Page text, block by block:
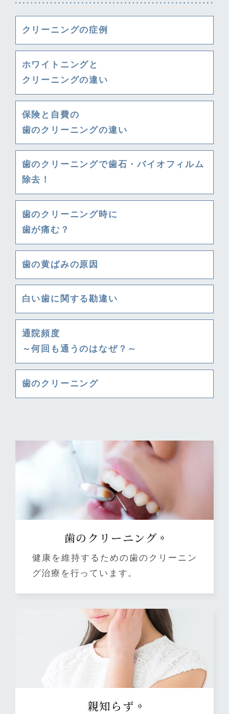
クリーニングの症例
ホワイトニングと
クリーニングの違い
保険と自費の
歯のクリーニングの違い
歯のクリーニングで歯石・バイオフィルム
除去！
歯のクリーニング時に
歯が痛む？
歯の黄ばみの原因
白い歯に関する勘違い
通院頻度
～何回も通うのはなぜ？～
歯のクリーニング
⻭のクリーニング
健康を維持するための歯のクリーニン
グ治療を行っています。
親知らず